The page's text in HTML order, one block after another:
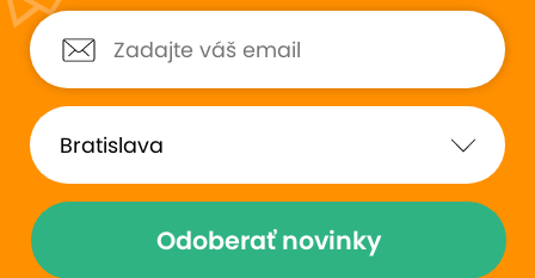
Odoberať novinky